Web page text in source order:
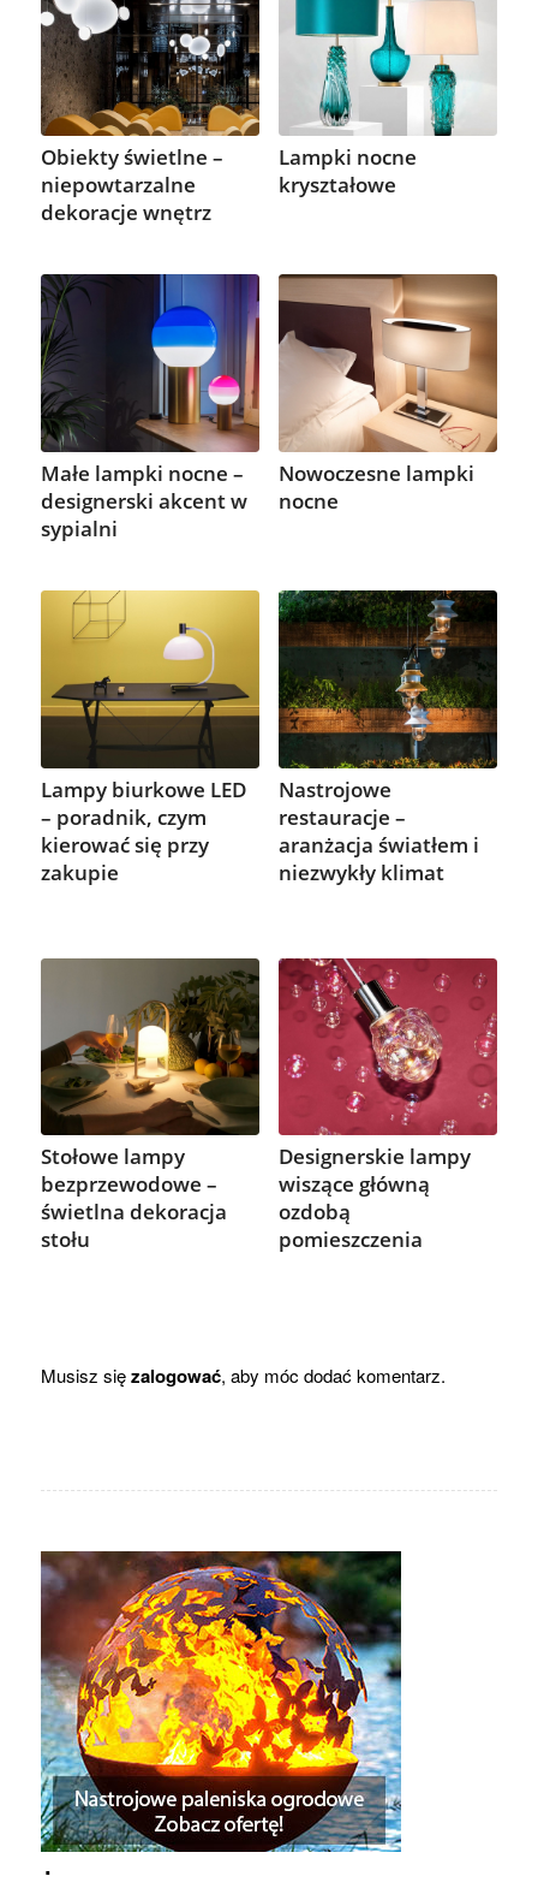
Obiekty świetlne –
niepowtarzalne
dekoracje wnętrz
Lampki nocne
kryształowe
Małe lampki nocne –
designerski akcent w
sypialni
Nowoczesne lampki
nocne
Lampy biurkowe LED
– poradnik, czym
kierować się przy
zakupie
Nastrojowe
restauracje –
aranżacja światłem i
niezwykły klimat
Stołowe lampy
bezprzewodowe –
świetlna dekoracja
stołu
Designerskie lampy
wiszące główną
ozdobą
pomieszczenia
Musisz sięzalogować, aby móc dodać komentarz.